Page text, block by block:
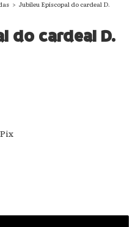
> Jubileu Episcopal do cardeal D.
do cardeal D.